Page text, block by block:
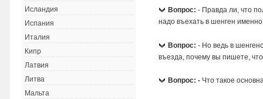
Вопрос: - Правда ли, что
надо въехать в шенген именно
Вопрос: - Но ведь в
въезда, почему вы пишете,
Вопрос: - Что такое
Исландия
Испания
Италия
Кипр
Латвия
Литва
Мальта